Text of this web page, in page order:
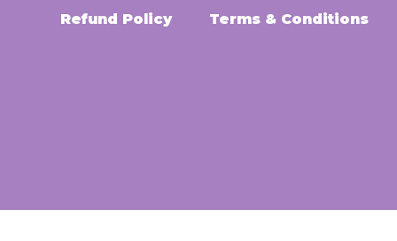
Refund Policy Terms & Conditions